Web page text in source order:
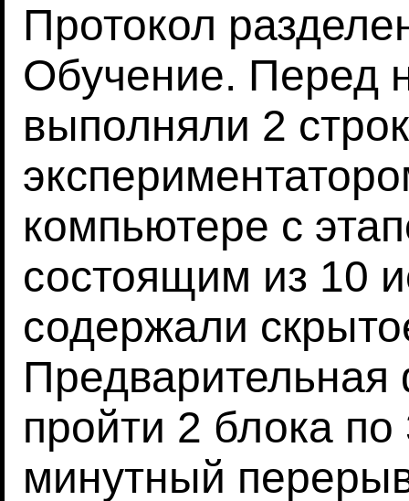
Протокол
Обучение. Перед
выполняли 2
компьютере с
состоящим из 10
содержали
пройти 2 блока
минутный